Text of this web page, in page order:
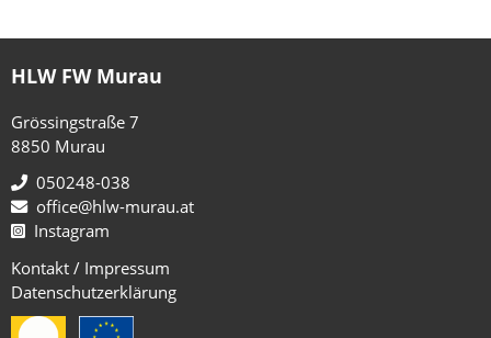
HLW FW Murau
Grössingstraße 7
8850 Murau
050248-038
office@hlw-murau.at
Instagram
Kontakt / Impressum
Datenschutzerklärung